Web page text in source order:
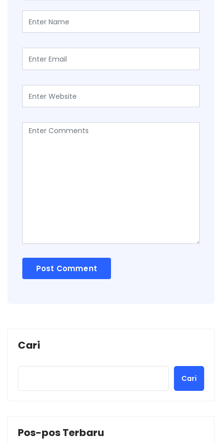
Cari
Cari
Pos-pos Terbaru